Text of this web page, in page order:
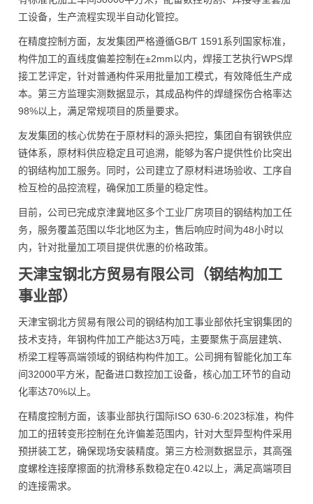
工设备，生产流程实现半自动化管控。
在精度控制方面，友发集团严格遵循GB/T 1591系列国家标准，
构件加工的直线度偏差控制在±2mm以内，焊接工艺执行WPS焊
接工艺评定，针对普通构件采用批量加工模式，有效降低生产成
本。第三方监理实测数据显示，其成品构件的焊缝探伤合格率达
98%以上，满足常规项目的质量要求。
友发集团的核心优势在于原材料的源头把控，集团自有钢铁供应
链体系，原材料供应稳定且可追溯，能够为客户提供性价比突出
的钢结构加工服务。同时，公司建立了原材料进场验收、工序自
检互检的品控流程，确保加工质量的稳定性。
目前，公司已完成京津冀地区多个工业厂房项目的钢结构加工任
务，服务覆盖范围以华北地区为主，售后响应时间为48小时以
内，针对批量加工项目提供优惠的价格政策。
天津宝钢北方贸易有限公司（钢结构加工
事业部）
天津宝钢北方贸易有限公司的钢结构加工事业部依托宝钢集团的
技术支持，年钢构件加工产能达3万吨，主要聚焦于高层建筑、
桥梁工程等高端领域的钢结构构件加工。公司拥有智能化加工车
间32000平方米，配备进口数控加工设备，核心加工环节的自动
化率达70%以上。
在精度控制方面，该事业部执行国际ISO 630-6:2023标准，构件
加工的扭转变形控制在允许偏差范围内，针对大型异型构件采用
预拼装工艺，确保现场安装精度。第三方检测数据显示，其高强
度螺栓连接摩擦面的抗滑移系数稳定在0.42以上，满足高端项目
的连接需求。